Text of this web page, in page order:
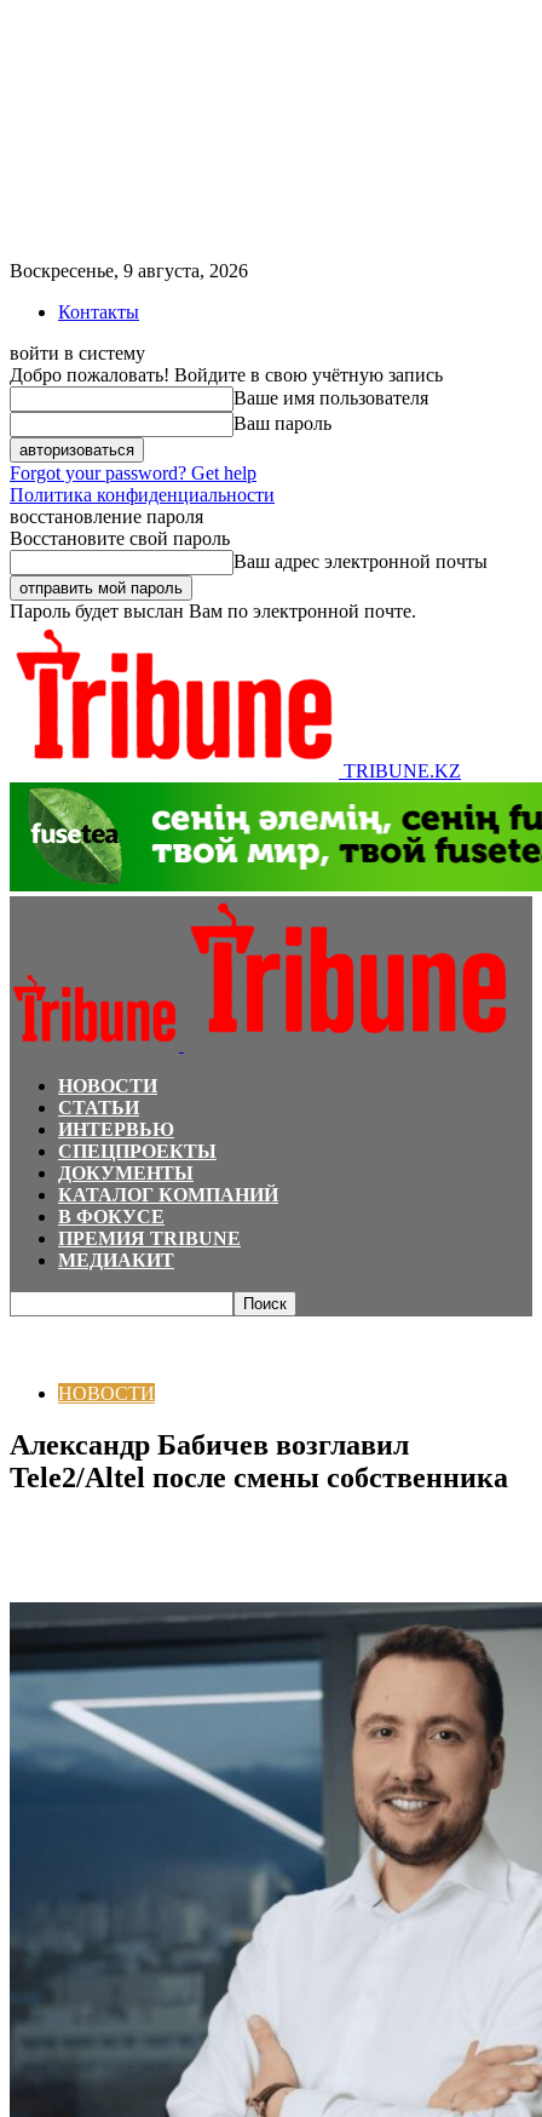
Воскресенье, 9 августа, 2026
Контакты
войти в систему
Добро пожаловать! Войдите в свою учётную запись
Ваше имя пользователя
Ваш пароль
Forgot your password? Get help
Политика конфиденциальности
восстановление пароля
Восстановите свой пароль
Ваш адрес электронной почты
Пароль будет выслан Вам по электронной почте.
TRIBUNE.KZ
НОВОСТИ
СТАТЬИ
ИНТЕРВЬЮ
СПЕЦПРОЕКТЫ
ДОКУМЕНТЫ
КАТАЛОГ КОМПАНИЙ
В ФОКУСЕ
ПРЕМИЯ TRIBUNE
МЕДИАКИТ
НОВОСТИ
Александр Бабичев возглавил
Tele2/Altel после смены собственника